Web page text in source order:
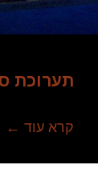
תערוכת סומלייה
קרא עוד ←